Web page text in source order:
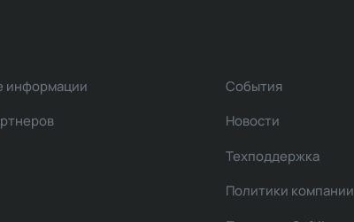
информации
События
Новости
Техподдержка
Политики компании